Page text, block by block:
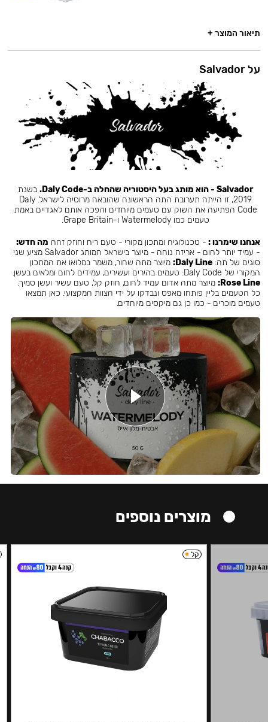
תיאור המוצר +
על Salvador
Salvador - הוא מותג בעל היסטוריה שהחלה ב-Daly Code.
בשנת
2019, זו הייתה תערובת התה הראשונה שהובאה מרוסיה לישראל. Daly
Code הפתיעה את השוק עם טעמים מיוחדים והפכה אותם לאגדיים באמת.
טעמים כמו Watermelody ו-Grape Britain.
אנחנו שימרנו : - טכנולוגיה ומתכון מקורי - טעם ריח וחוזק זהה מה חדש:
- עמיד יותר לחום - אריזה נוחה - מיוצר בישראל המותג Salvador מציע שני
סוגים של תה:Daly Line: מיוצר מתה שחור, משמר במלואו את המתכון
המקורי של Daly Code: טעמים בהירים ועשירים, עמידים לחום ומלאים בעשן.
Rose Line: מיוצר מתה אדום עמיד לחום, חוזק קל, טעם עשיר ועשן סמיך.
כל הטעמים בליין פותחו מאפס ונבדקו על ידי הצוות המקצועי. כאן תמצאו
טעמים מוכרים - כמו כן גם מיקסים מיוחדים.
מוצרים נוספים
קל